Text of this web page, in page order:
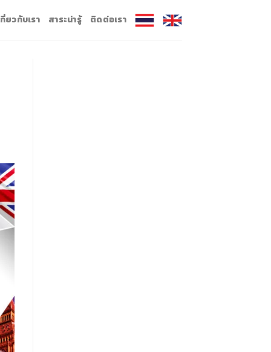
ยวกับเรา สาระน่ารู้ ติดต่อเรา